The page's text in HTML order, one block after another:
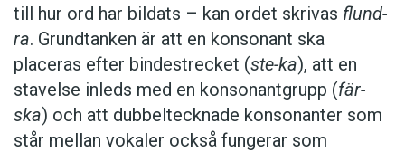
till hur ord har bildats – kan ordet skrivas flund-
ra. Grundtanken är att en konsonant ska
placeras efter bindestrecket (ste-ka), att en
stavelse inleds med en konsonantgrupp (fär-
ska) och att dubbeltecknade konsonanter som
står mellan vokaler också fungerar som